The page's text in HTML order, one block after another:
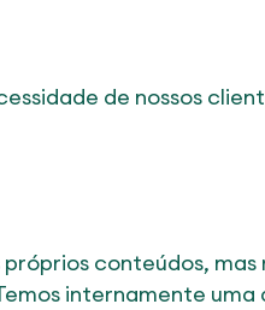
de nossos
conteúdos,
internamente